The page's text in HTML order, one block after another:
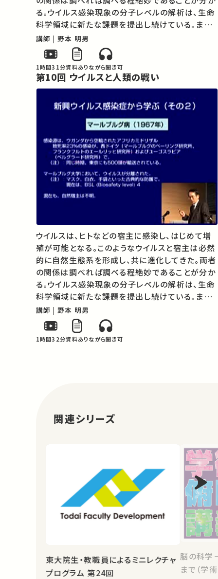
る。ウイルス感染現象の分子レベルの解析は、生命
科学領域に新たな課題を提出し続けている。また、
次々と登場する新たなウイルスに人類は対応して
いかねばならない。ひたすらウイルスを知り、ウイル
講師 | 野本 明男
1時間31分資料ありながら聞き可
第10回 ウイルスと人類の戦い
ウイルスは、ヒトなどの宿主に感染し、はじめて増
殖が可能となる。このようなウイルスと宿主は必然
的に自然生態系を形成し、共に進化してきた。両者
の関係は調べれば調べる程絶妙であることが分か
る。ウイルス感染現象の分子レベルの解析は、生命
科学領域に新たな課題を提出し続けている。また、
次々と登場する新たなウイルスに人類は対応して
いかねばならない。ひたすらウイルスを知り、ウイル
講師 | 野本 明男
1時間32分資料ありながら聞き可
関連シリーズ
東大院生・教職員によるミニレクチャ
プログラム 第24回
脳の科学
まで（学